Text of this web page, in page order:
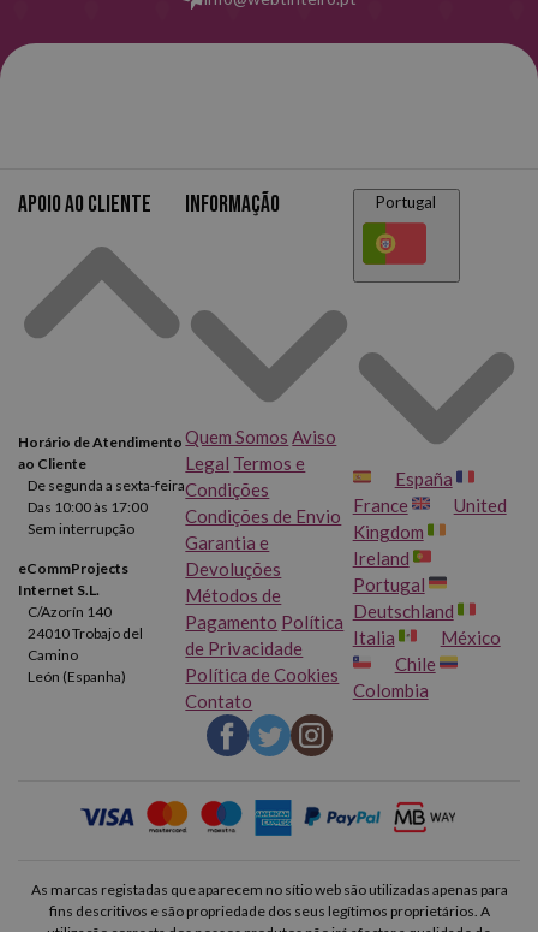
Apoio ao cliente
Horário de Atendimento
ao Cliente
De segunda a sexta-feira
Das 10:00 às 17:00
Sem interrupção
eCommProjects
Internet S.L.
C/Azorín 140
24010 Trobajo del
Camino
León (Espanha)
Informação
Quem Somos Aviso
Legal Termos e
Condições
Condições de Envio
Garantia e
Devoluções
Métodos de
Pagamento Política
de Privacidade
Política de Cookies
Contato
Portugal
España
France
United
Kingdom
Ireland
Portugal
Deutschland
Italia
México
Chile
Colombia
As marcas registadas que aparecem no sítio web são utilizadas apenas para
fins descritivos e são propriedade dos seus legítimos proprietários. A